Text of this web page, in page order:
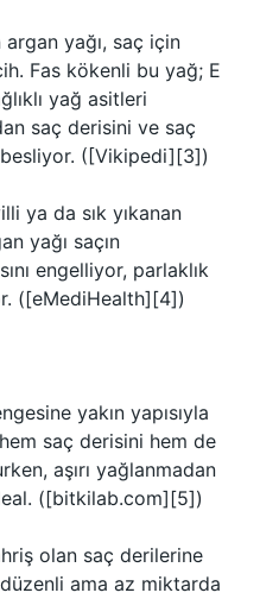
argan yağı, saç için
Fas kökenli bu yağ; E
yağ asitleri
saç derisini ve saç
besliyor. ([Vikipedi][3])
ya da sık yıkanan
yağı saçın
engelliyor, parlaklık
([eMediHealth][4])
yakın yapısıyla
saç derisini hem de
aşırı yağlanmadan
([bitkilab.com][5])
olan saç derilerine
ama az miktarda